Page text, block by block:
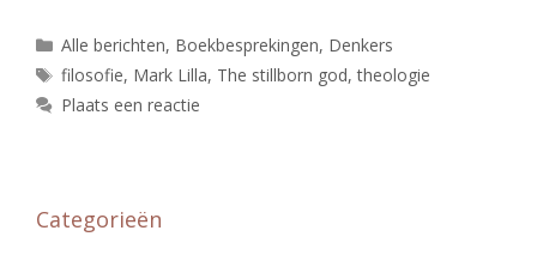
Categorieën
Alle berichten, Boekbesprekingen, Denkers
Tags
filosofie, Mark Lilla, The stillborn god,theologie
Plaats een reactie
Categorieën